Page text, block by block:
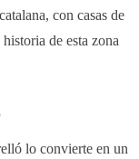
con casas de
de esta zona
lo convierte en un